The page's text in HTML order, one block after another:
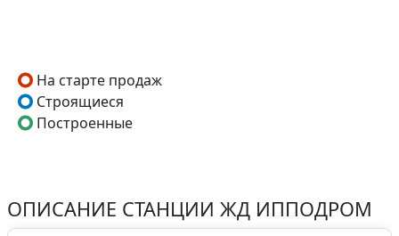
На старте продаж
Строящиеся
Построенные
ОПИСАНИЕ СТАНЦИИ ЖД ИППОДРОМ